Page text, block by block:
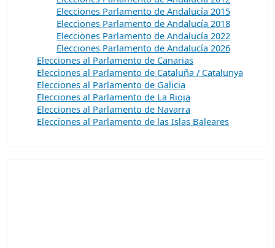
Elecciones Parlamento de Andalucía 2015
Elecciones Parlamento de Andalucía 2018
Elecciones Parlamento de Andalucía 2022
Elecciones Parlamento de Andalucía 2026
Elecciones al Parlamento de Canarias
Elecciones al Parlamento de Cataluña / Catalunya
Elecciones al Parlamento de Galicia
Elecciones al Parlamento de La Rioja
Elecciones al Parlamento de Navarra
Elecciones al Parlamento de las Islas Baleares